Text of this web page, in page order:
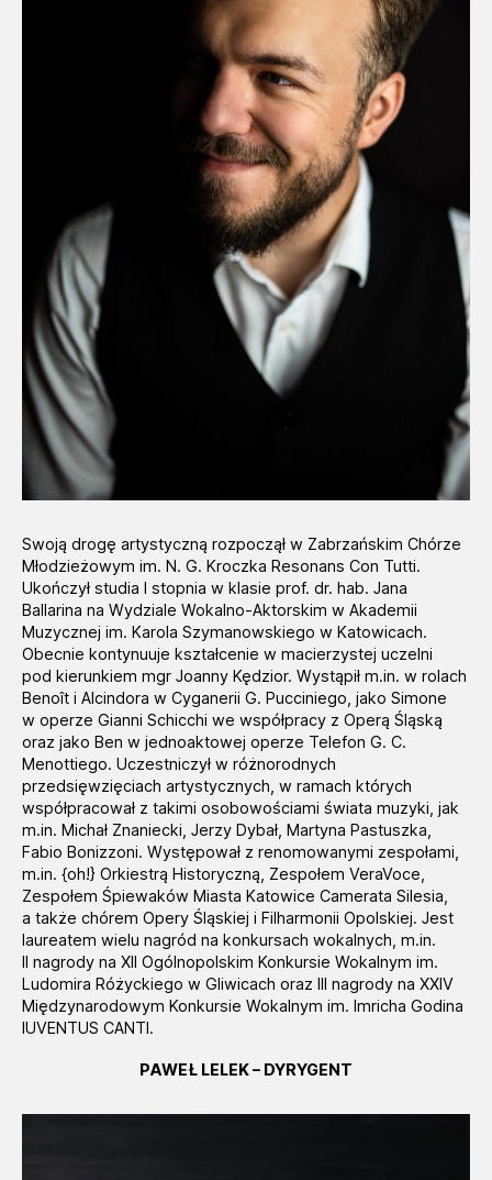
Swoją drogę artystyczną rozpoczął w Zabrzańskim Chórze
Młodzieżowym im. N. G. Kroczka Resonans Con Tutti.
Ukończył studia I stopnia w klasie prof. dr. hab. Jana
Ballarina na Wydziale Wokalno-Aktorskim w Akademii
Muzycznej im. Karola Szymanowskiego w Katowicach.
Obecnie kontynuuje kształcenie w macierzystej uczelni
pod kierunkiem mgr Joanny Kędzior. Wystąpił m.in. w rolach
Benoît i Alcindora w Cyganerii G. Pucciniego, jako Simone
w operze Gianni Schicchi we współpracy z Operą Śląską
oraz jako Ben w jednoaktowej operze Telefon G. C.
Menottiego. Uczestniczył w różnorodnych
przedsięwzięciach artystycznych, w ramach których
współpracował z takimi osobowościami świata muzyki, jak
m.in. Michał Znaniecki, Jerzy Dybał, Martyna Pastuszka,
Fabio Bonizzoni. Występował z renomowanymi zespołami,
m.in. {oh!} Orkiestrą Historyczną, Zespołem VeraVoce,
Zespołem Śpiewaków Miasta Katowice Camerata Silesia,
a także chórem Opery Śląskiej i Filharmonii Opolskiej. Jest
laureatem wielu nagród na konkursach wokalnych, m.in.
II nagrody na XII Ogólnopolskim Konkursie Wokalnym im.
Ludomira Różyckiego w Gliwicach oraz III nagrody na XXIV
Międzynarodowym Konkursie Wokalnym im. Imricha Godina
IUVENTUS CANTI.
PAWEŁ LELEK – DYRYGENT